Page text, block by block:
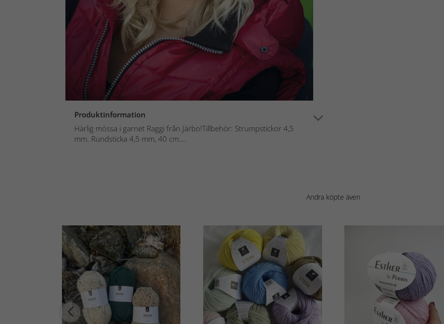
Produktinformation
Härlig mössa i garnet Raggi från Järbo!Tillbehör: Strumpstickor 4,5
mm. Rundsticka 4,5 mm, 40 cm....
Andra köpte även